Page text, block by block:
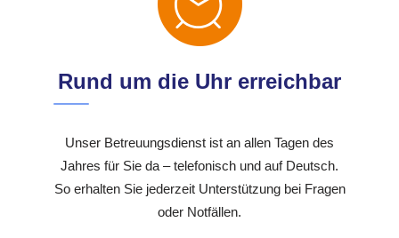
Rund um die Uhr erreichbar
Unser Betreuungsdienst ist an allen Tagen des
Jahres für Sie da – telefonisch und auf Deutsch.
So erhalten Sie jederzeit Unterstützung bei Fragen
oder Notfällen.